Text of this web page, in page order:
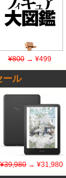
¥800→ ¥499
ール
¥39,980→ ¥31,980